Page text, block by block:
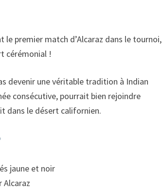
le premier match d’Alcaraz dans le tournoi,
cérémonial !
devenir une véritable tradition à Indian
consécutive, pourrait bien rejoindre
dans le désert californien.
jaune et noir
Alcaraz